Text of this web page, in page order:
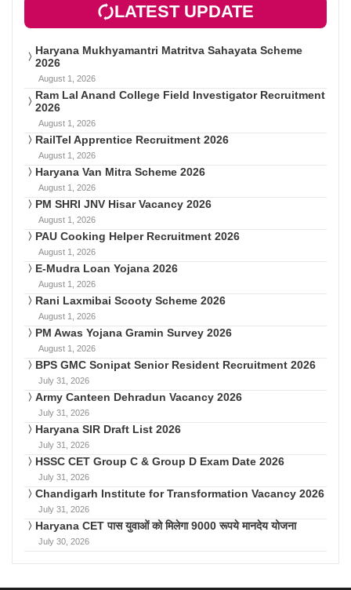
LATEST UPDATE
Haryana Mukhyamantri Matritva Sahayata Scheme
2026
August 1, 2026
Ram Lal Anand College Field Investigator Recruitment
2026
August 1, 2026
RailTel Apprentice Recruitment 2026
August 1, 2026
Haryana Van Mitra Scheme 2026
August 1, 2026
PM SHRI JNV Hisar Vacancy 2026
August 1, 2026
PAU Cooking Helper Recruitment 2026
August 1, 2026
E-Mudra Loan Yojana 2026
August 1, 2026
Rani Laxmibai Scooty Scheme 2026
August 1, 2026
PM Awas Yojana Gramin Survey 2026
August 1, 2026
BPS GMC Sonipat Senior Resident Recruitment 2026
July 31, 2026
Army Canteen Dehradun Vacancy 2026
July 31, 2026
Haryana SIR Draft List 2026
July 31, 2026
HSSC CET Group C & Group D Exam Date 2026
July 31, 2026
Chandigarh Institute for Transformation Vacancy 2026
July 31, 2026
Haryana CET पास युवाओं को मिलेगा 9000 रूपये मानदेय योजना
July 30, 2026